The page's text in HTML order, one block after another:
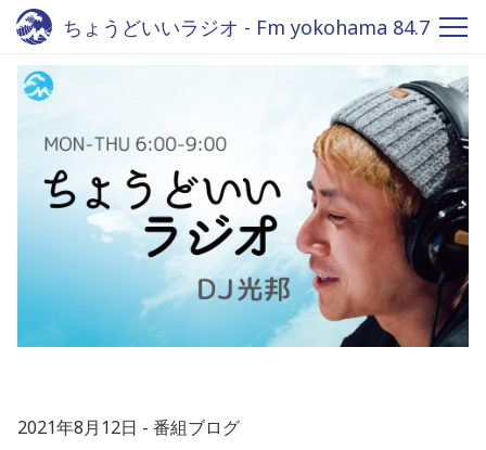
ちょうどいいラジオ - Fm yokohama 84.7
2021年8月12日 番組ブログ